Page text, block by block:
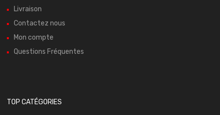
Livraison
Contactez nous
Mon compte
Questions Fréquentes
TOP CATÉGORIES